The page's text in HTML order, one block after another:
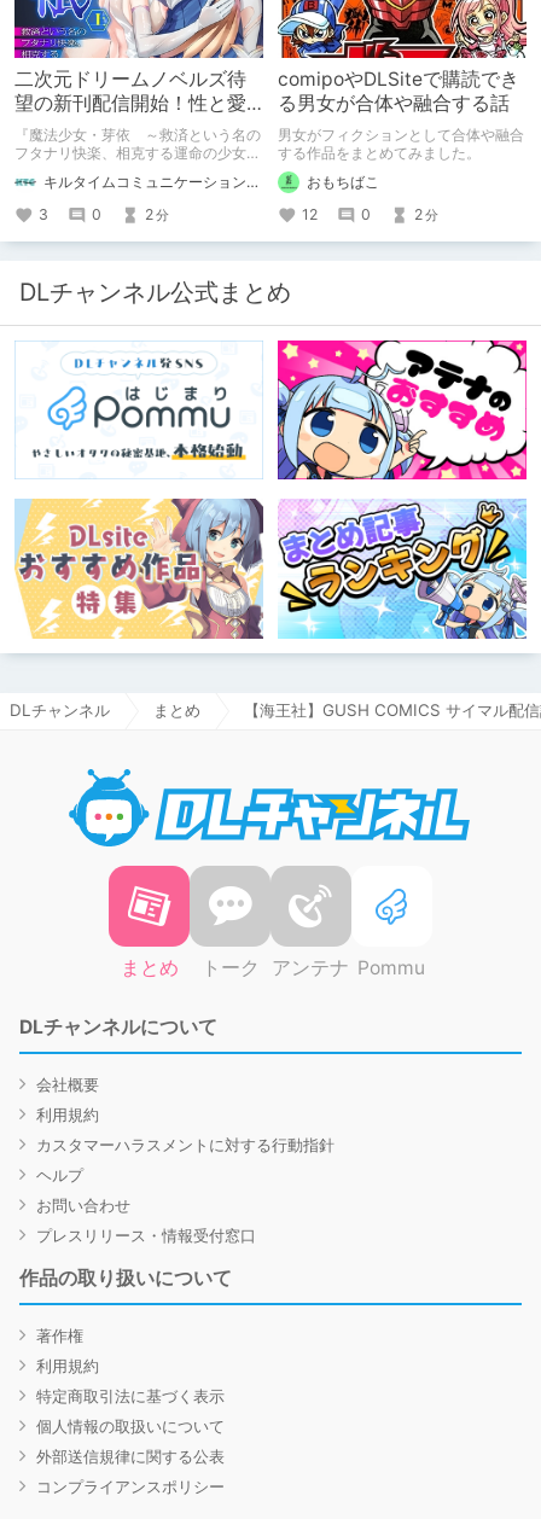
二次元ドリームノベルズ待
望の新刊配信開始！性と愛
が渦巻く、ファンタジー官
能小説開幕！
『魔法少女・芽依 ～救済という名の
フタナリ快楽、相克する運命の少女た
ト：鳩春 一気に上・下巻が同時配
信！
キルタイムコミュニケーション（KTC）の作品を一人でも多くの人に知ってほしい人
3
0 2分
comipoやDLSiteで購読でき
る男女が合体や融合する話
男女がフィクションとして合体や融合
する作品をまとめてみました。
おもちばこ
12
0 2分
DLチャンネル公式まとめ
DLチャンネル まとめ 【海王社】GUSH COMICS サイマル配
まとめ トーク アンテナ Pommu
DLチャンネルについて
会社概要
利用規約
カスタマーハラスメントに対する行動指針
ヘルプ
お問い合わせ
プレスリリース・情報受付窓口
作品の取り扱いについて
著作権
利用規約
特定商取引法に基づく表示
個人情報の取扱いについて
外部送信規律に関する公表
コンプライアンスポリシー